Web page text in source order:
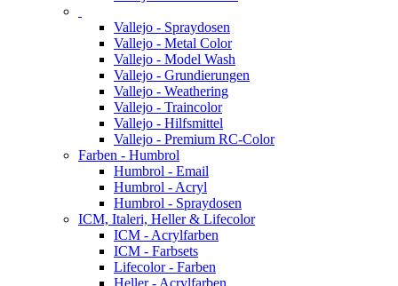
Vallejo - Spraydosen
Vallejo - Metal Color
Vallejo - Model Wash
Vallejo - Grundierungen
Vallejo - Weathering
Vallejo - Traincolor
Vallejo - Hilfsmittel
Vallejo - Premium RC-Color
Farben - Humbrol
Humbrol - Email
Humbrol - Acryl
Humbrol - Spraydosen
ICM, Italeri, Heller & Lifecolor
ICM - Acrylfarben
ICM - Farbsets
Lifecolor - Farben
Heller - Acrylfarben